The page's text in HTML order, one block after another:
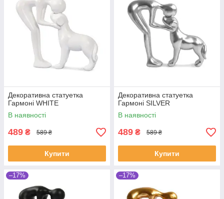
Декоративна статуетка
Гармоні WHITE
В наявності
489 ₴ 589 ₴
Купити
Декоративна статуетка
Гармоні SILVER
В наявності
489 ₴ 589 ₴
Купити
–17% –17%